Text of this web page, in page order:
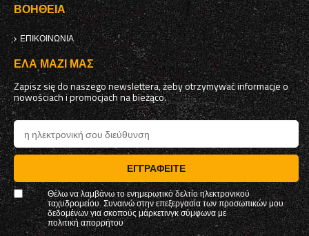
ΒΟΉΘΕΙΑ
ΕΠΙΚΟΙΝΩΝΊΑ
ΈΛΑ ΜΑΖΊ ΜΑΣ
Zapisz się do naszego newslettera, żeby otrzymywać informacje o
nowościach i promocjach na bieżąco.
ΕΓΓΡΑΦΕΊΤΕ
Θέλω να λαμβάνω το ενημερωτικό δελτίο ηλεκτρονικού
ταχυδρομείου. Συναινώ στην επεξεργασία των προσωπικών μου
δεδομένων για σκοπούς μάρκετινγκ σύμφωνα με
πολιτική απορρήτου